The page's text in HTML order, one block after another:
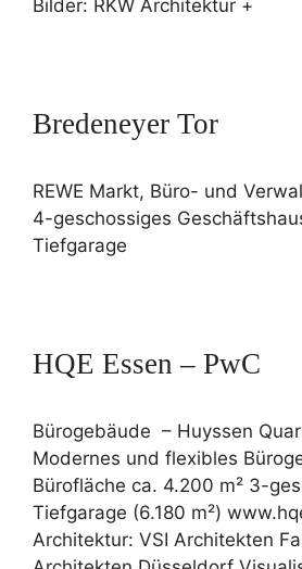
Bilder: RKW Architektur +
Bredeneyer Tor
REWE Markt, Büro- und
4-geschossiges
Tiefgarage
HQE Essen – PwC
Bürogebäude – Huyssen
Modernes und flexibles
Bürofläche ca. 4.200 m² 3-
Tiefgarage (6.180 m²)
Architektur: VSI Architekten